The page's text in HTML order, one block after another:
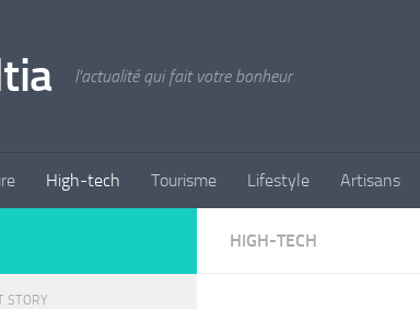
l'actualité qui fait votre bonheur
High-tech Tourisme Lifestyle Artisans
HIGH-TECH
STORY